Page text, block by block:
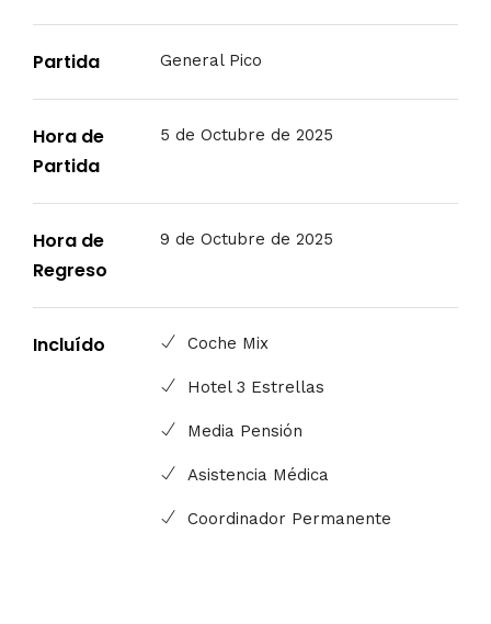
Partida General Pico
Hora de
Partida
5 de Octubre de 2025
Hora de
Regreso
9 de Octubre de 2025
Incluído Coche Mix
Hotel 3 Estrellas
Media Pensión
Asistencia Médica
Coordinador Permanente